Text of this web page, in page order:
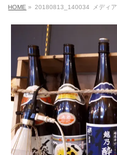
HOME » 20180813_140034 メディア